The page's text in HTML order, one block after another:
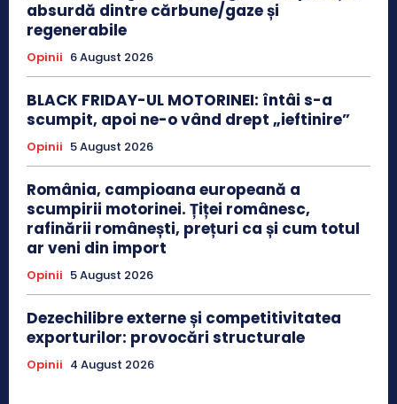
absurdă dintre cărbune/gaze și
regenerabile
Opinii 6 August 2026
BLACK FRIDAY-UL MOTORINEI: întâi s-a
scumpit, apoi ne-o vând drept „ieftinire”
Opinii 5 August 2026
România, campioana europeană a
scumpirii motorinei. Țiței românesc,
rafinării românești, prețuri ca și cum totul
ar veni din import
Opinii 5 August 2026
Dezechilibre externe și competitivitatea
exporturilor: provocări structurale
Opinii 4 August 2026